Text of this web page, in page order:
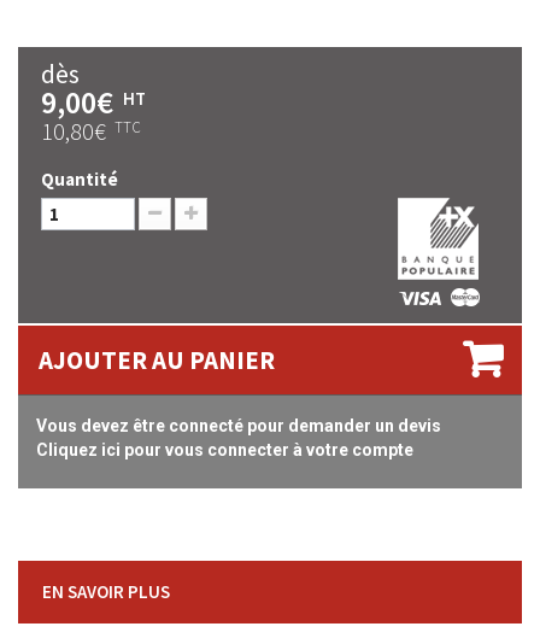
dès
9,00€ HT
10,80€ TTC
Quantité
AJOUTER AU PANIER
Vous devez être connecté pour demander un devis
Cliquez ici pour vous connecter à votre compte
EN SAVOIR PLUS